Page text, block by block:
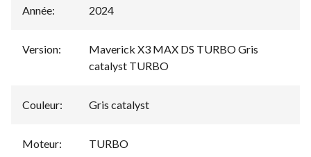
Année: 2024
Version:
Maverick X3 MAX DS TURBO Gris
catalyst TURBO
Couleur: Gris catalyst
Moteur: TURBO